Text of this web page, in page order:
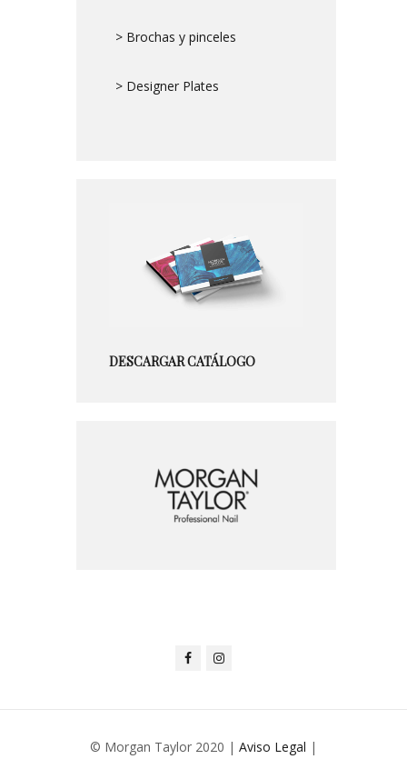
> Brochas y pinceles
> Designer Plates
DESCARGAR CATÁLOGO
© Morgan Taylor 2020 | Aviso Legal |